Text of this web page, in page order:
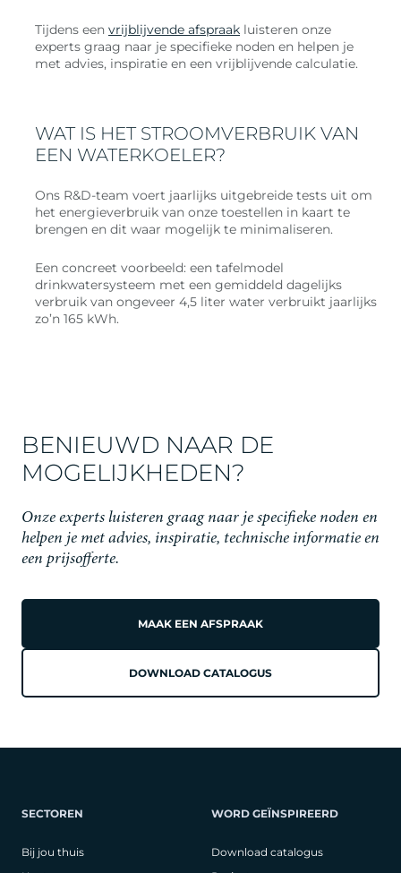
Tijdens een vrijblijvende afspraak luisteren onze
experts graag naar je specifieke noden en helpen je
met advies, inspiratie en een vrijblijvende calculatie.
WAT IS HET STROOMVERBRUIK VAN
EEN WATERKOELER?
Ons R&D-team voert jaarlijks uitgebreide tests uit om
het energieverbruik van onze toestellen in kaart te
brengen en dit waar mogelijk te minimaliseren.
Een concreet voorbeeld: een tafelmodel
drinkwatersysteem met een gemiddeld dagelijks
verbruik van ongeveer 4,5 liter water verbruikt jaarlijks
zo’n 165 kWh.
BENIEUWD NAAR DE
MOGELIJKHEDEN?
Onze experts luisteren graag naar je specifieke noden en
helpen je met advies, inspiratie, technische informatie en
een prijsofferte.
MAAK EEN AFSPRAAK
DOWNLOAD CATALOGUS
SECTOREN
Bij jou thuis
WORD GEÏNSPIREERD
Download catalogus